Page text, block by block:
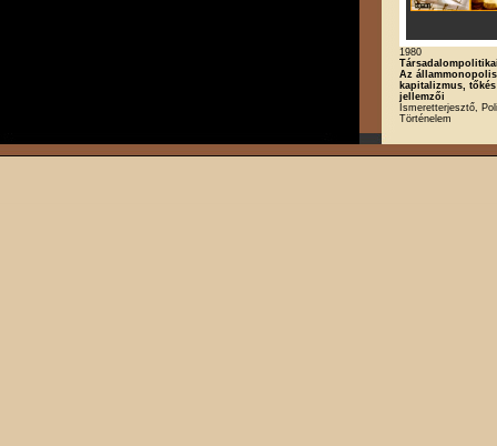
1980
Az
kapitalizmus,
jellemzői
Ismeretterjesztő,
Történelem